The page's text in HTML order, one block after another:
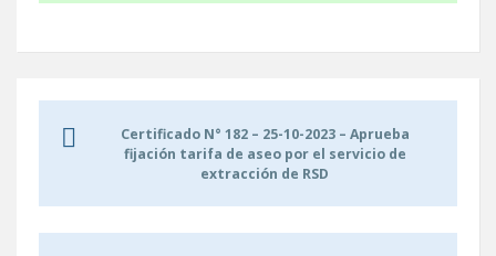
Certificado N° 182 – 25-10-2023 – Aprueba
fijación tarifa de aseo por el servicio de
extracción de RSD